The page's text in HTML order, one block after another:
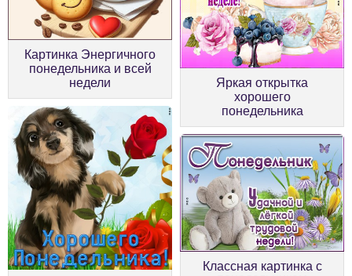
Картинка Энергичного
понедельника и всей
недели
Яркая открытка
хорошего
понедельника
Классная картинка с